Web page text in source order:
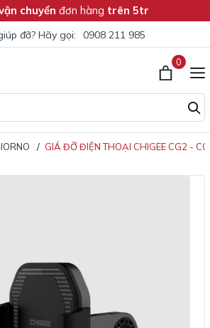
chuyển đơn hàng trên 5tr
đỡ? Hãy gọi: 0908 211 985
0
GIÁ ĐỠ ĐIỆN THOẠI CHIGEE CG2 -